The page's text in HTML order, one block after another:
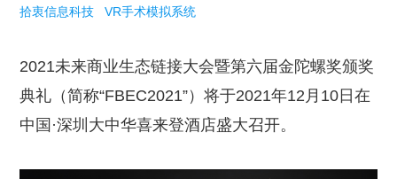
拾衷信息科技 VR手术模拟系统
2021未来商业生态链接大会暨第六届金陀螺奖颁奖
典礼（简称“FBEC2021”）将于2021年12月10日在
中国·深圳大中华喜来登酒店盛大召开。